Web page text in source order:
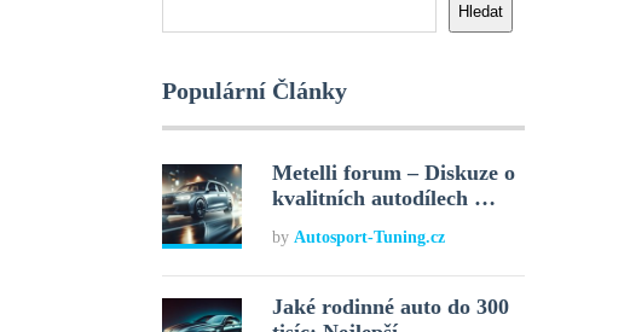
Hledat
Populární Články
Metelli forum – Diskuze o
kvalitních autodílech …
byAutosport-Tuning.cz
Jaké rodinné auto do 300